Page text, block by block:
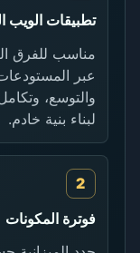
تطبيقات الويب
مناسب للفرق
والتوسع،
لبناء بنية خادم.
فوترة المكونات